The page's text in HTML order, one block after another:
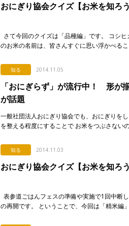
おにぎり協会クイズ【お米を知ろ
さて今回のクイズは「品種編」です。 コシ
のお米の名前は、皆さんすぐに思い浮かべる
リ […]
知る 2014.11.05
「おにぎらず」が流行中！ 形が
が話題
一般社団法人おにぎり協会でも、おにぎりを
を整える程度にすることで お米をつぶさない
[…]
知る 2014.11.03
おにぎり協会クイズ【お米を知ろ
表参道ごはんフェスの準備や実施で1回中断
の再開です。 ということで、今回は「精米編